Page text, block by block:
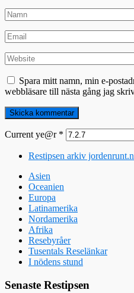
Spara mitt namn, min e-
webbläsare till nästa gång jag
Current ye@r *
Restipsen arkiv
Asien
Oceanien
Europa
Latinamerika
Nordamerika
Afrika
Resebyråer
Tusentals Reselänkar
I nödens stund
Senaste Restipsen